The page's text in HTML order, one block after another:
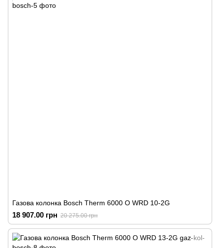
Газова колонка Bosch Therm 6000 O WRD 10-2G
18 907.00 грн 20 275.00 грн